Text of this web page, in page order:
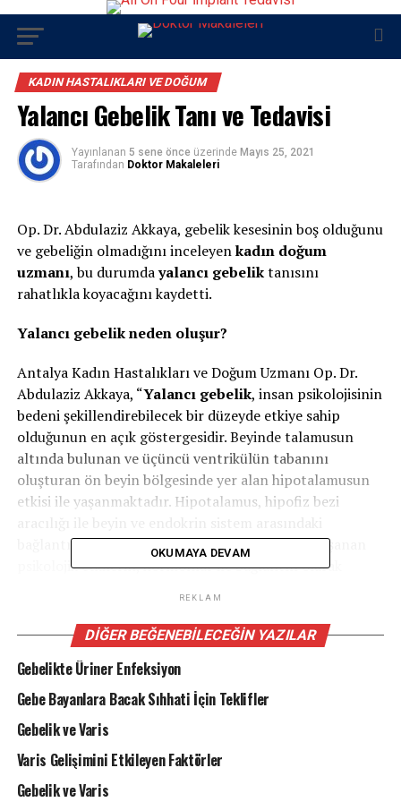
KADIN HASTALIKLARI VE DOĞUM
Yalancı Gebelik Tanı ve Tedavisi
Yayınlanan 5 sene önce üzerinde Mayıs 25, 2021
Tarafından Doktor Makaleleri
Op. Dr. Abdulaziz Akkaya, gebelik kesesinin boş olduğunu
ve gebeliğin olmadığını inceleyenkadın doğum
uzmanı, bu durumdayalancı gebeliktanısını
rahatlıkla koyacağını kaydetti.
Yalancı gebelik neden oluşur?
Antalya Kadın Hastalıkları ve Doğum Uzmanı Op. Dr.
Abdulaziz Akkaya, “Yalancı gebelik, insan psikolojisinin
bedeni şekillendirebilecek bir düzeyde etkiye sahip
olduğunun en açık göstergesidir. Beyinde talamusun
altında bulunan ve üçüncü ventrikülün tabanını
oluşturan ön beyin bölgesinde yer alan hipotalamusun
etkisi ile yaşanmaktadır. Hipotalamus, hipofiz bezi
bağlantıyı sağlamaktadır.” diyerek bu nedenle yaşanan
psikolojik etkilerin, hormonlar ile bağlantılı olarak
Yalancı gebeliğin ortaya çıkmasına neden olan psikolojik
süreçleri özetleyen Op. Dr. Abdulaziz Akkaya, bu
süreçleri
-Hamile kalmaya ve çocuk sahibi olmaya ilişkin ileri
derecede bir isteğin olması ya da korku duyulması
– Daha önceki gebeliklerin düşük ile sonuçlanması
OKUMAYA DEVAM
REKLAM
DIĞER BEĞENEBILECEĞIN YAZILAR
Gebelikte Üriner Enfeksiyon
Gebe Bayanlara Bacak Sıhhati İçin Teklifler
Gebelik ve Varis
Varis Gelişimini Etkileyen Faktörler
Gebelik ve Varis